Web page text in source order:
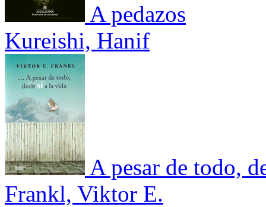
A pedazos
Kureishi, Hanif
A pesar de todo,
Frankl, Viktor E.